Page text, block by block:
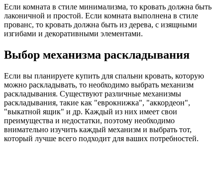
Если комната в стиле минимализма, то кровать должна быть
лаконичной и простой. Если комната выполнена в стиле
прованс, то кровать должна быть из дерева, с изящными
изгибами и декоративными элементами.
Выбор механизма раскладывания
Если вы планируете купить для спальни кровать, которую
можно раскладывать, то необходимо выбрать механизм
раскладывания. Существуют различные механизмы
раскладывания, такие как "еврокнижка", "аккордеон",
"выкатной ящик" и др. Каждый из них имеет свои
преимущества и недостатки, поэтому необходимо
внимательно изучить каждый механизм и выбрать тот,
который лучше всего подходит для ваших потребностей.